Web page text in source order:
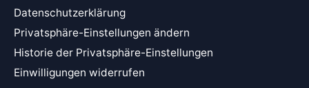
Datenschutzerklärung
Privatsphäre-Einstellungen ändern
Historie der Privatsphäre-Einstellungen
Einwilligungen widerrufen